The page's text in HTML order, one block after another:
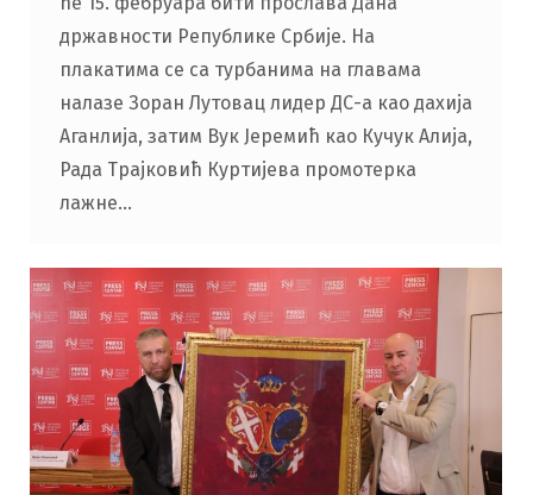
државности Републике Србије. На
плакатима се са турбанима на главама
налазе Зоран Лутовац лидер ДС-а као дахија
Аганлија, затим Вук Јеремић као Кучук Алија,
Рада Трајковић Куртијева промотерка
лажне…